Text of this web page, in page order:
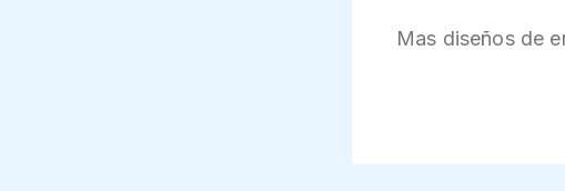
Mas diseños de